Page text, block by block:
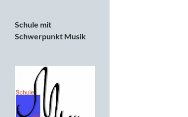
Schule mit
Schwerpunkt Musik